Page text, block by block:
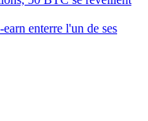
enterre l'un de ses